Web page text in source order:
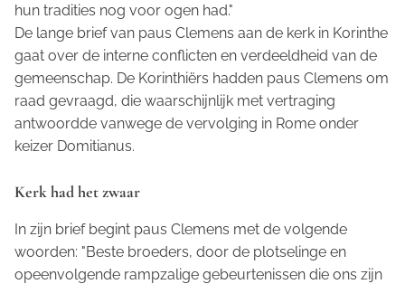
hun tradities nog voor ogen had."
De lange brief van paus Clemens aan de kerk in Korinthe
gaat over de interne conflicten en verdeeldheid van de
gemeenschap. De Korinthiërs hadden paus Clemens om
raad gevraagd, die waarschijnlijk met vertraging
antwoordde vanwege de vervolging in Rome onder
keizer Domitianus.
Kerk had het zwaar
In zijn brief begint paus Clemens met de volgende
woorden: "Beste broeders, door de plotselinge en
opeenvolgende rampzalige gebeurtenissen die ons zijn